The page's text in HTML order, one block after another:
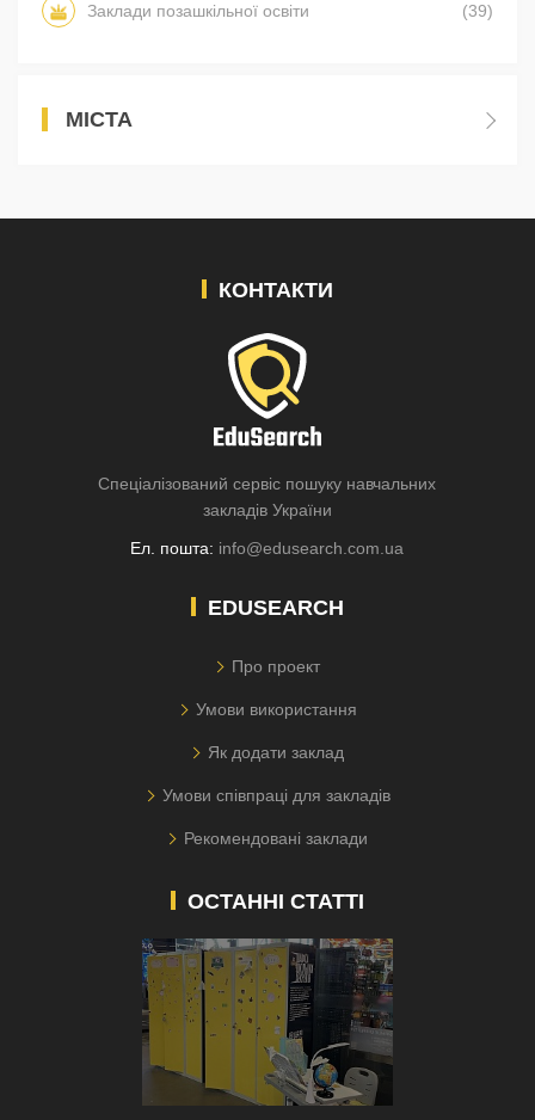
Заклади позашкільної освіти (39)
МІСТА
КОНТАКТИ
Спеціалізований сервіс пошуку навчальних
закладів України
Ел. пошта: info@edusearch.com.ua
EDUSEARCH
Про проект
Умови використання
Як додати заклад
Умови співпраці для закладів
Рекомендовані заклади
ОСТАННІ СТАТТІ